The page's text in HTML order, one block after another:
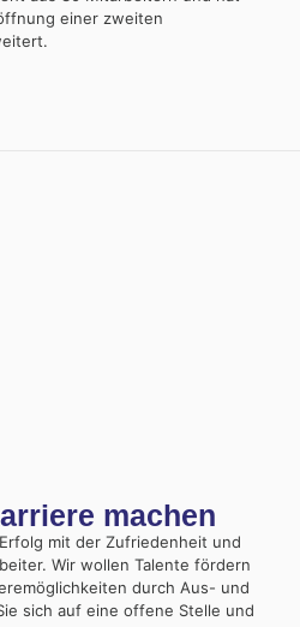
einer zweiten
machen
mit der Zufriedenheit und
Wir wollen Talente fördern
durch Aus- und
sich auf eine offene Stelle und